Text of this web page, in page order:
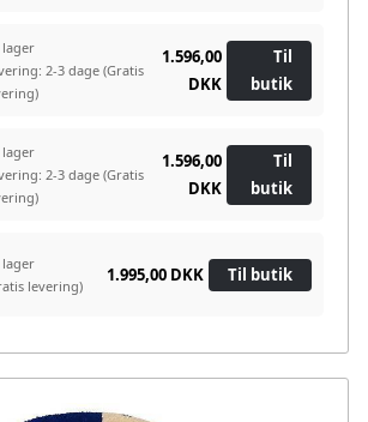
lager
2-3 dage(Gratis
1.596,00
DKK
Til
butik
lager
2-3 dage(Gratis
1.596,00
DKK
Til
butik
lager
levering)
1.995,00 DKK Til butik